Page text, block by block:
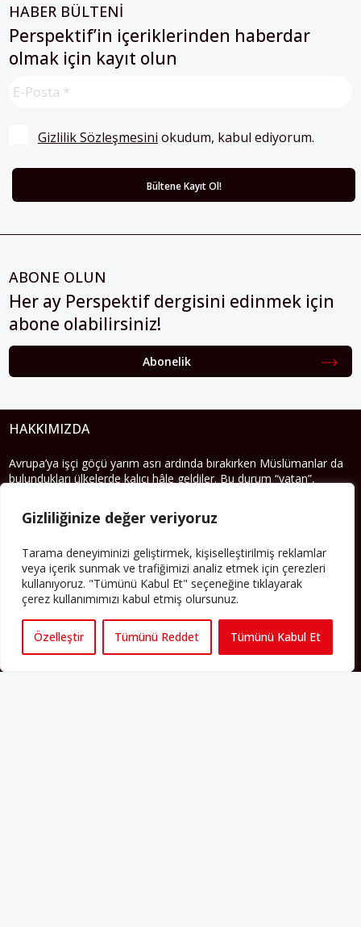
Gizliliğinize değer veriyoruz
Tarama deneyiminizi geliştirmek, kişiselleştirilmiş reklamlar
veya içerik sunmak ve trafiğimizi analiz etmek için çerezleri
kullanıyoruz. "Tümünü Kabul Et" seçeneğine tıklayarak
çerez kullanımımızı kabul etmiş olursunuz.
Özelleştir Tümünü Reddet Tümünü Kabul Et
HABER BÜLTENİ
Perspektif’in içeriklerinden haberdar
olmak için kayıt olun
Gizlilik Sözleşmesini okudum, kabul ediyorum.
ABONE OLUN
Her ay Perspektif dergisini edinmek için
abone olabilirsiniz!
Abonelik
HAKKIMIZDA
Avrupa’ya işçi göçü yarım asrı ardında bırakırken Müslümanlar da
bulundukları ülkelerde kalıcı hâle geldiler. Bu durum “vatan”,
sorgulanmasına neden oldu. Avrupa’da yerleşik bir Müslüman
cemaatin oluşması, hem yerleşik kültür ve siyasi düzen için, hem
Yazının devamı
PERSPEKTIF’I SOSYAL MEDYADA TAKIP EDEBILIRSINIZ